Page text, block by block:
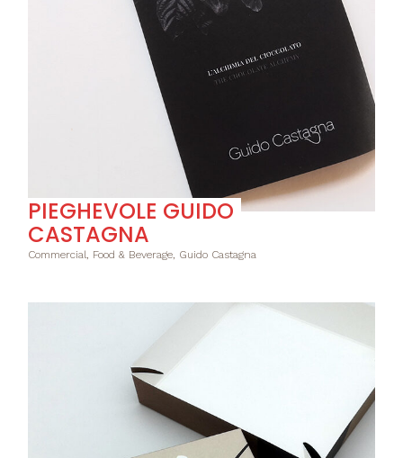
PIEGHEVOLE GUIDO
CASTAGNA
Commercial, Food & Beverage, Guido Castagna